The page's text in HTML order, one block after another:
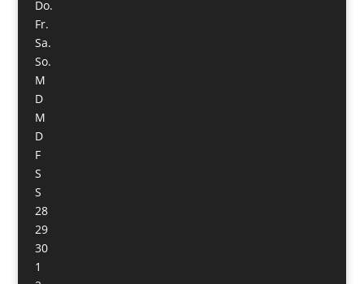
Do.
Fr.
Sa.
So.
M
D
M
D
F
S
S
28
29
30
1